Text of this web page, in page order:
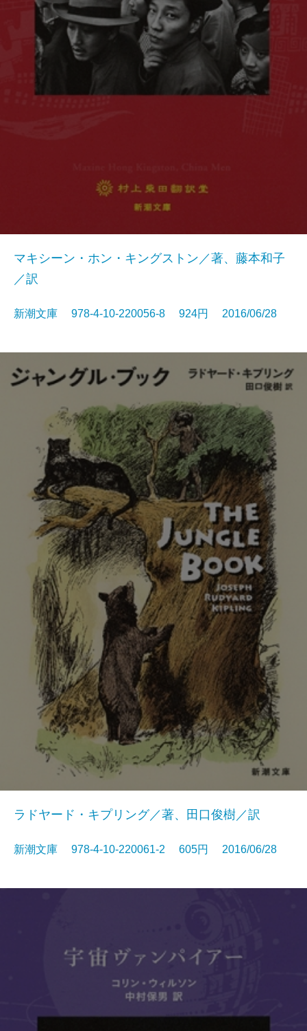
マキシーン・ホン・キングストン／著、藤本和子
／訳
新潮文庫 978-4-10-220056-8 924円 2016/06/28
ラドヤード・キプリング／著、田口俊樹／訳
新潮文庫 978-4-10-220061-2 605円 2016/06/28